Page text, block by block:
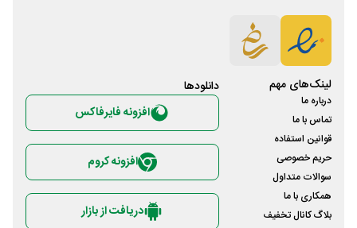
لینک‌های مهم
درباره ما
تماس با ما
قوانین استفاده
حریم خصوصی
سوالات متداول
همکاری با ما
بلاگ کانال تخفیف
دانلود‌ها
افزونه فایرفاکس
افزونه کروم
دریافت از بازار